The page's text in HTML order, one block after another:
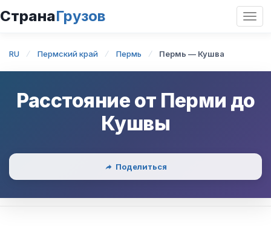
СтранаГрузов
RU Пермский край Пермь Пермь — Кушва
Расстояние от Перми до
Кушвы
Поделиться